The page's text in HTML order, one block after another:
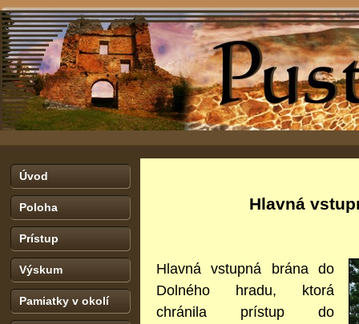
Úvod
Poloha
Prístup
Výskum
Pamiatky v okolí
Hlavná
Hlavná vstupná brána do
Dolného hradu, ktorá
chránila prístup do